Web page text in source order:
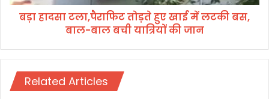
ड
रू
4
पै
ते
हु
बड़ा हादसा टला,पैराफिट तोड़ते हुए खाई में लटकी बस,
बाल-बाल बची यात्रियों की जान
Related Articles